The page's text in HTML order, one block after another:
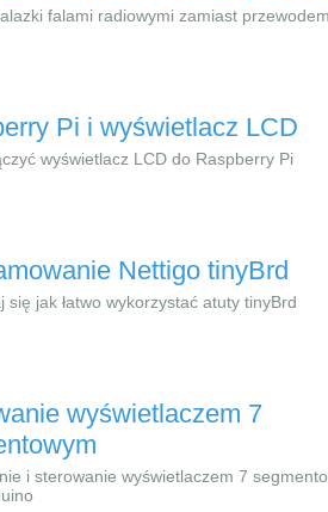
falami radiowymi zamiast
Pi i wyświetlacz LCD
wyświetlacz LCD do Raspberry Pi
Nettigo tinyBrd
się jak łatwo wykorzystać atuty tinyBrd
wyświetlaczem 7
i sterowanie wyświetlaczem 7